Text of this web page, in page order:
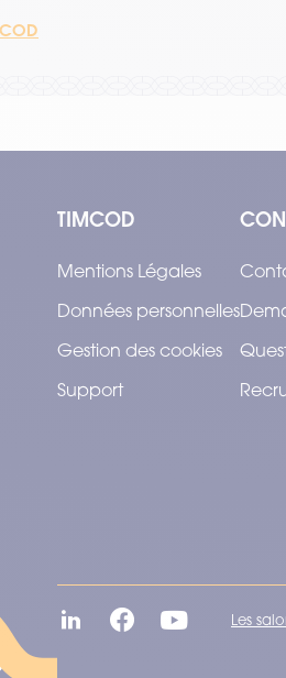
TIMCOD
Mentions Légales
Données personnelles
Gestion des cookies
Support
Les